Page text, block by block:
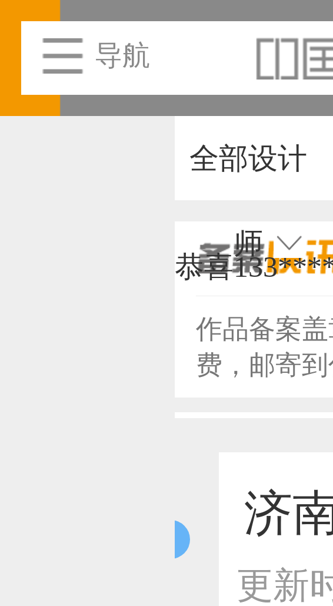
导航
全部设计
师
恭喜
恭喜
恭喜
作品备案
费，邮寄到
济
更新